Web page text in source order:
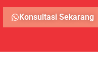
Konsultasi Sekarang